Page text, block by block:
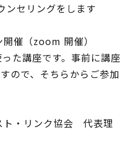
ンセリングをします
催（zoom 開催）
た講座です。事前に講座
ので、そちらからご参加
ト・リンク協会 代表理